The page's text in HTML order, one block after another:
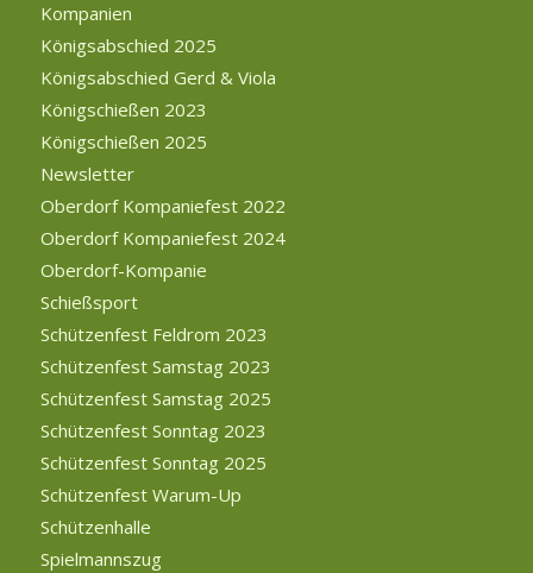
Kompanien
Königsabschied 2025
Königsabschied Gerd & Viola
Königschießen 2023
Königschießen 2025
Newsletter
Oberdorf Kompaniefest 2022
Oberdorf Kompaniefest 2024
Oberdorf-Kompanie
Schießsport
Schützenfest Feldrom 2023
Schützenfest Samstag 2023
Schützenfest Samstag 2025
Schützenfest Sonntag 2023
Schützenfest Sonntag 2025
Schützenfest Warum-Up
Schützenhalle
Spielmannszug